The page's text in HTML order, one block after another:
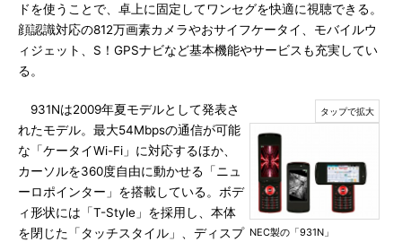
ドを使うことで、卓上に固定してワンセグを快適に視聴できる。
顔認識対応の812万画素カメラやおサイフケータイ、モバイルウ
ィジェット、S！GPSナビなど基本機能やサービスも充実してい
る。
NEC製の「931N」
931Nは2009年夏モデルとして発表さ
れたモデル。最大54Mbpsの通信が可能
な「ケータイWi-Fi」に対応するほか、
カーソルを360度自由に動かせる「ニュ
ーロポインター」を搭載している。ボデ
ィ形状には「T-Style」を採用し、本体
を閉じた「タッチスタイル」、ディスプ